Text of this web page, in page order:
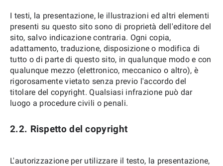
I testi, la presentazione, le illustrazioni ed altri elementi
presenti su questo sito sono di proprietà dell'editore del
sito, salvo indicazione contraria. Ogni copia,
adattamento, traduzione, disposizione o modifica di
tutto o di parte di questo sito, in qualunque modo e con
qualunque mezzo (elettronico, meccanico o altro), è
rigorosamente vietato senza previo l'accordo del
titolare del copyright. Qualsiasi infrazione può dar
luogo a procedure civili o penali.
2.2. Rispetto del copyright
L'autorizzazione per utilizzare il testo, la presentazione,